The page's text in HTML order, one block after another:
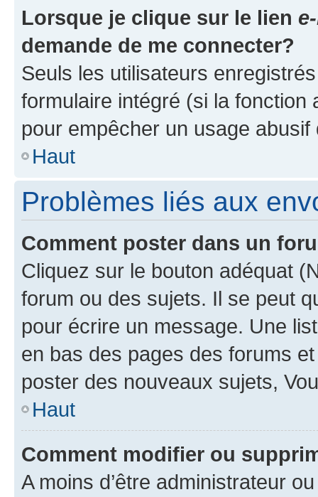
Lorsque je clique sur le lien
demande de me connecter?
Seuls les utilisateurs
formulaire intégré (si la fonction
pour empêcher un usage
Haut
Problèmes liés aux
Comment poster dans un
Cliquez sur le bouton adéquat
forum ou des sujets. Il se peut
pour écrire un message. Une
en bas des pages des forums
poster des nouveaux sujets,
Haut
Comment modifier ou
A moins d’être administrateur